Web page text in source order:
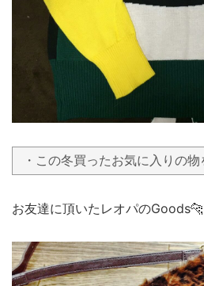
・この冬買ったお気に入りの物
お友達に頂いたレオパの